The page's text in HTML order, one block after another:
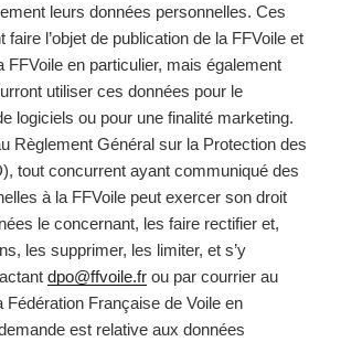
leurs données personnelles. Ces
faire l’objet de publication de la FFVoile et
FFVoile en particulier, mais également
utiliser ces données pour le
logiciels ou pour une finalité marketing.
Règlement Général sur la Protection des
tout concurrent ayant communiqué des
à la FFVoile peut exercer son droit
le concernant, les faire rectifier et,
les supprimer, les limiter, et s’y
dpo@ffvoile.fr ou par courrier au
Fédération Française de Voile en
est relative aux données